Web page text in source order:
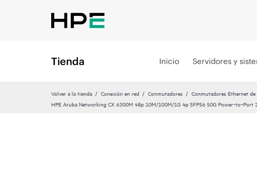
Tienda Inicio Servidores y
Volver a la tienda Conexión en red Conmutadores Conmutadores Ethernet
HPE Aruba Networking CX 6300M 48p 10M/100M/1G 4p SFP56 50G Power‑to‑Port